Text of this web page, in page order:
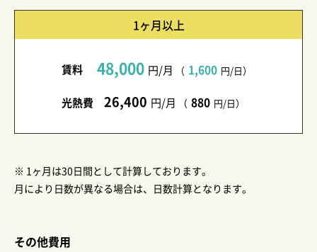
1ヶ月以上
賃料 48,000 円/月 （ 1,600 円/日）
光熱費 26,400 円/月 （ 880 円/日）
※ 1ヶ月は30日間として計算しております。
月により日数が異なる場合は、日数計算となります。
その他費用